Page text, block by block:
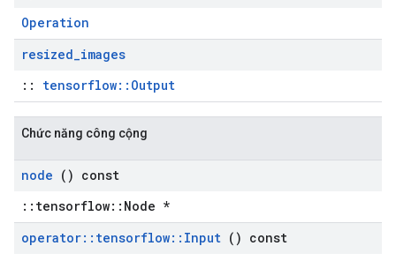
Operation
resized_images
:: tensorflow::Output
Chức năng công cộng
node () const
::tensorflow::Node *
operator:: tensorflow:: Input () const